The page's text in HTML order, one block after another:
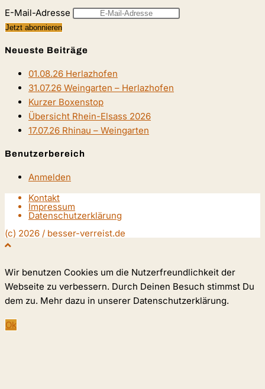
E-Mail-Adresse
Neueste Beiträge
01.08.26 Herlazhofen
31.07.26 Weingarten – Herlazhofen
Kurzer Boxenstop
Übersicht Rhein-Elsass 2026
17.07.26 Rhinau – Weingarten
Benutzerbereich
Anmelden
Kontakt
Impressum
Datenschutzerklärung
(c) 2026 / besser-verreist.de
Wir benutzen Cookies um die Nutzerfreundlichkeit der
Webseite zu verbessern. Durch Deinen Besuch stimmst Du
dem zu. Mehr dazu in unserer Datenschutzerklärung.
Ok